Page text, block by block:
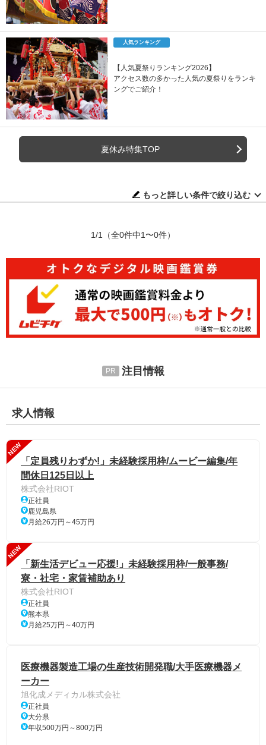
人気ランキング
【人気夏祭りランキング2026】
アクセス数の多かった人気の夏祭りをランキ
ングでご紹介！
夏休み特集TOP
もっと詳しい条件で絞り込む
1/1 （全0件中1〜0件）
注目情報
求人情報
NEW
「定員残りわずか!」未経験採用枠/ムービー編集/年
間休日125日以上
株式会社RIOT
正社員
鹿児島県
月給26万円～45万円
NEW
「新生活デビュー応援!」未経験採用枠/一般事務/
寮・社宅・家賃補助あり
株式会社RIOT
正社員
熊本県
月給25万円～40万円
医療機器製造工場の生産技術開発職/大手医療機器メ
ーカー
旭化成メディカル株式会社
正社員
大分県
年収500万円～800万円